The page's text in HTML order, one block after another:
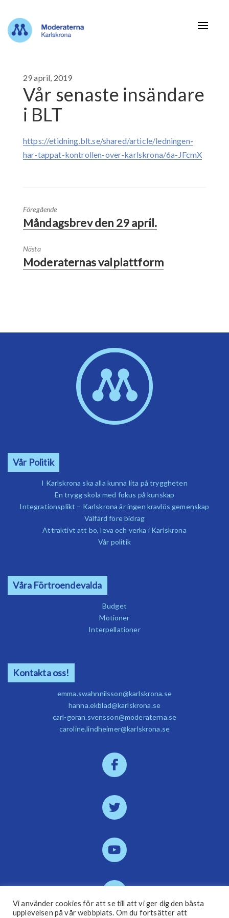
29 april, 2019
Vår senaste insändare
i BLT
https://etidning.blt.se/shared/article/ledningen-
har-tappat-kontrollen-over-karlskrona/6a-JFcmX
Föregående
Måndagsbrev den 29 april.
Nästa
Moderaternas valplattform
Vår Politik
I Karlskrona ska alla kunna lita på tryggheten
En trygg skola med fokus på kunskap
Integrationsplikt – Karlskrona är ingen kravlös gemenskap
Välfärd före bidrag
Attraktivt att bo, leva och verka i Karlskrona
Vår politik
Våra Förtroendevalda
Budget
Motioner
Interpellationer
Kontakta oss!
emma.swahnnilsson@karlskrona.se
hanna.ekblad@karlskrona.se
carl-goran.svensson@moderaterna.se
caroline.lindheimer@karlskrona.se
Vi använder cookies för att se till att vi ger dig den bästa
upplevelsen på vår webbplats. Om du fortsätter att